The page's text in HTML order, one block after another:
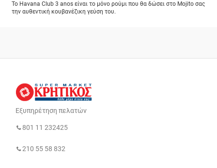
Το Havana Club 3 anos είναι το μόνο ρούμι που θα δώσει στο Mojito σας
την αυθεντική κουβανέζικη γεύση του.
Εξυπηρέτηση πελατών
801 11 232425
210 55 58 832